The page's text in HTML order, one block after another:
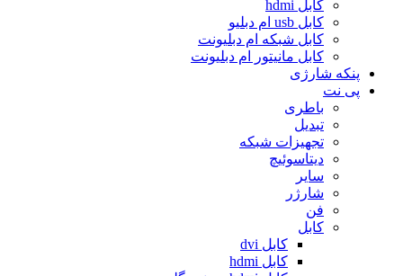
کابل hdmi
کابل usb ام دبلیو
کابل شبکه ام دبلیونت
کابل مانیتور ام دبلیونت
پنکه شارژی
پی نت
باطری
تبدیل
تجهیزات شبکه
دیتاسوئیچ
سایر
شارژر
فن
کابل
کابل dvi
کابل hdmi